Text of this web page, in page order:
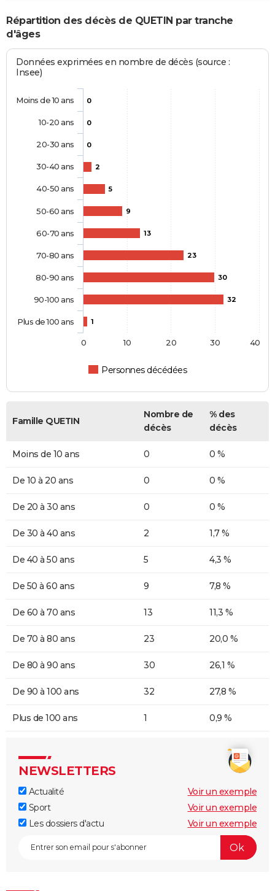
Répartition des décès de QUETIN par tranche
d'âges
Données exprimées en nombre de décès (source :
Insee)
0
0
0
2
5
9
13
23
30
32
1
Personnes décédées
Moins de 10 ans
10-20 ans
20-30 ans
30-40 ans
40-50 ans
50-60 ans
60-70 ans
70-80 ans
80-90 ans
90-100 ans
Plus de 100 ans
0 10 20 30 40
Famille QUETIN
Nombre de
décès
% des
décès
Moins de 10 ans 0 0 %
De 10 à 20 ans 0 0 %
De 20 à 30 ans 0 0 %
De 30 à 40 ans 2 1,7 %
De 40 à 50 ans 5 4,3 %
De 50 à 60 ans 9 7,8 %
De 60 à 70 ans 13 11,3 %
De 70 à 80 ans 23 20,0 %
De 80 à 90 ans 30 26,1 %
De 90 à 100 ans 32 27,8 %
Plus de 100 ans 1 0,9 %
NEWSLETTERS
Actualité
Voir un exemple
Sport
Voir un exemple
Les dossiers d'actu
Voir un exemple